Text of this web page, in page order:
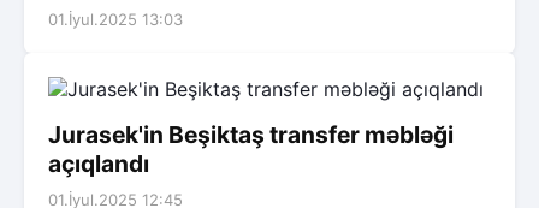
01.İyul.2025 13:03
Jurasek'in Beşiktaş transfer məbləği
açıqlandı
01.İyul.2025 12:45